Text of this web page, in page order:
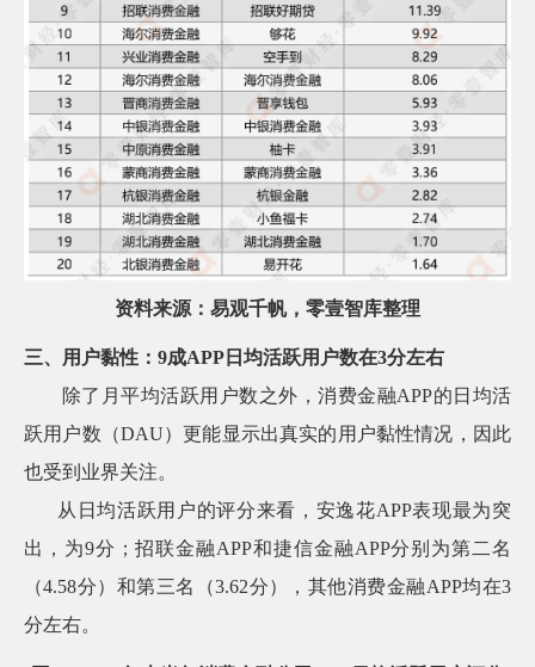
资料来源：易观千帆，零壹智库整理
三、用户黏性：9成APP日均活跃用户数在3分左右
除了月平均活跃用户数之外，消费金融APP的日均活
跃用户数（DAU）更能显示出真实的用户黏性情况，因此
也受到业界关注。
从日均活跃用户的评分来看，安逸花APP表现最为突
出，为9分；招联金融APP和捷信金融APP分别为第二名
（4.58分）和第三名（3.62分），其他消费金融APP均在3
分左右。